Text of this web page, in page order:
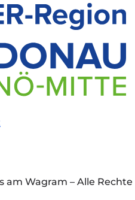
am Wagram – Alle Rechte